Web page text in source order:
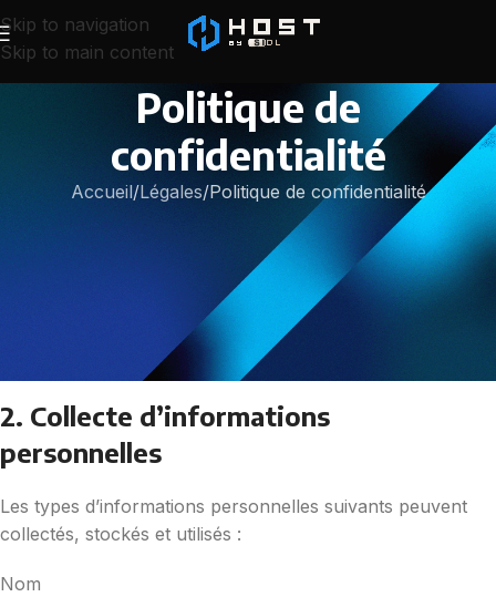
Skip to navigation
Skip to main content
Politique de
confidentialité
Accueil Légales Politique de confidentialité
La confidentialité des visiteurs de notre site web est très
importante à nos yeux, et nous nous engageons à la
protéger. Cette politique détaille ce que nous faisons de
vos informations personnelles chez SIDL CORPORATION.
2. Collecte d’informations
personnelles
Les types d’informations personnelles suivants peuvent
collectés, stockés et utilisés :
Nom